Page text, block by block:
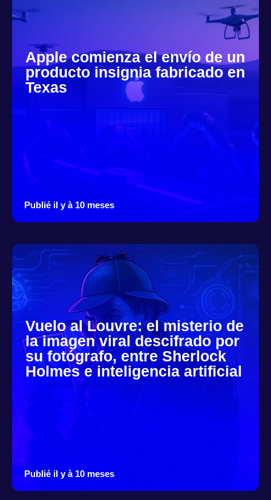
Apple comienza el envío de un
producto insignia fabricado en
Texas
Publié il y à 10 meses
Vuelo al Louvre: el misterio de
la imagen viral descifrado por
su fotógrafo, entre Sherlock
Holmes e inteligencia artificial
Publié il y à 10 meses